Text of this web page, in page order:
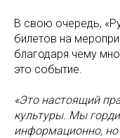
В свою очередь,
билетов на
благодаря чему
это событие.
«Это настоящий
культуры. Мы
информационно, но